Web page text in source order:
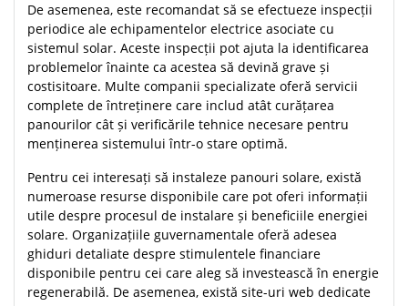
De asemenea, este recomandat să se efectueze inspecții
periodice ale echipamentelor electrice asociate cu
sistemul solar. Aceste inspecții pot ajuta la identificarea
problemelor înainte ca acestea să devină grave și
costisitoare. Multe companii specializate oferă servicii
complete de întreținere care includ atât curățarea
panourilor cât și verificările tehnice necesare pentru
menținerea sistemului într-o stare optimă.
Pentru cei interesați să instaleze panouri solare, există
numeroase resurse disponibile care pot oferi informații
utile despre procesul de instalare și beneficiile energiei
solare. Organizațiile guvernamentale oferă adesea
ghiduri detaliate despre stimulentele financiare
disponibile pentru cei care aleg să investească în energie
regenerabilă. De asemenea, există site-uri web dedicate